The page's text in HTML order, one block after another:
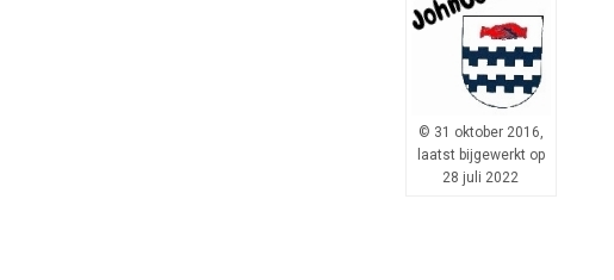
© 31 oktober 2016,
laatst bijgewerkt op
28 juli 2022